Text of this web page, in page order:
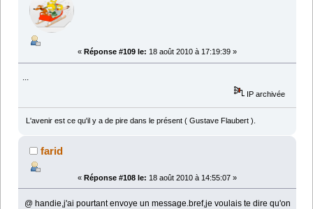
« Réponse #109 le: 18 août 2010 à 17:19:39 »
...
IP archivée
L'avenir est ce qu'il y a de pire dans le présent ( Gustave Flaubert ).
farid
« Réponse #108 le: 18 août 2010 à 14:55:07 »
@ handie,j'ai pourtant envoye un message.bref,je voulais te dire qu'on